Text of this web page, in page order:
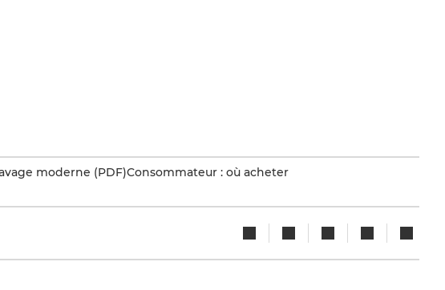
moderne (PDF)Consommateur : où acheter